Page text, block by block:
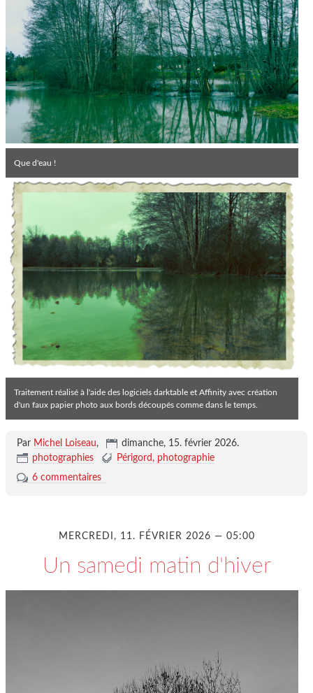
Que d'eau !
Traitement réalisé à l'aide des logiciels darktable et Affinity avec création
d'un faux papier photo aux bords découpés comme dans le temps.
Par Michel Loiseau, dimanche, 15. février 2026.
photographies
Périgord
photographie
6 commentaires
MERCREDI, 11. FÉVRIER 2026 — 05:00
Un samedi matin d'hiver